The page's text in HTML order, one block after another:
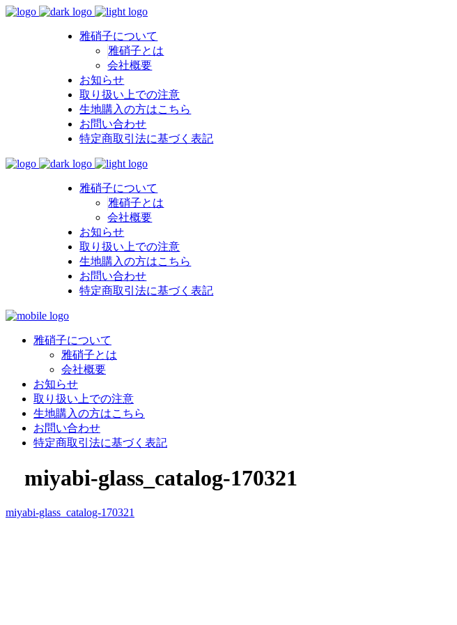
雅硝子について
雅硝子とは
会社概要
お知らせ
取り扱い上での注意
生地購入の方はこちら
お問い合わせ
特定商取引法に基づく表記
雅硝子について
雅硝子とは
会社概要
お知らせ
取り扱い上での注意
生地購入の方はこちら
お問い合わせ
特定商取引法に基づく表記
雅硝子について
雅硝子とは
会社概要
お知らせ
取り扱い上での注意
生地購入の方はこちら
お問い合わせ
特定商取引法に基づく表記
miyabi-glass_catalog-170321
miyabi-glass_catalog-170321